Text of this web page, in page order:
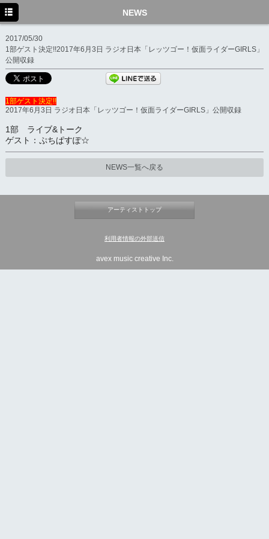
NEWS
2017/05/30
1部ゲスト決定!!2017年6月3日 ラジオ日本「レッツゴー！仮面ライダーGIRLS」
公開収録
1部ゲスト決定!!
2017年6月3日 ラジオ日本「レッツゴー！仮面ライダーGIRLS」公開収録
1部 ライブ&トーク
ゲスト：ぷちぱすぽ☆
NEWS一覧へ戻る
アーティストトップ
利用者情報の外部送信
avex music creative Inc.
NEWS
DISCO
BIO
MOVIE
MEDIA